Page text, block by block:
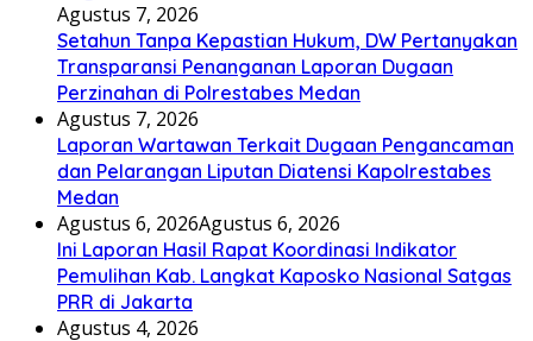
Agustus 7, 2026
Setahun Tanpa Kepastian Hukum, DW Pertanyakan
Transparansi Penanganan Laporan Dugaan
Perzinahan di Polrestabes Medan
Agustus 7, 2026
Laporan Wartawan Terkait Dugaan Pengancaman
dan Pelarangan Liputan Diatensi Kapolrestabes
Medan
Agustus 6, 2026Agustus 6, 2026
Ini Laporan Hasil Rapat Koordinasi Indikator
Pemulihan Kab. Langkat Kaposko Nasional Satgas
PRR di Jakarta
Agustus 4, 2026